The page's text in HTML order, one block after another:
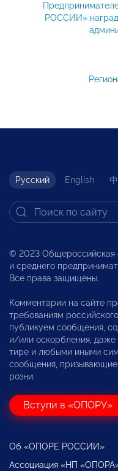
РОССИИ»
Русский English
© 2023 Общероссийская
и среднего
Все права защищены.
Комментарии на сайте
требованиям
публикуем сообщения,
и/или оскорбления, даже
тире и любыми иными
сообщения,
розни.
Вступи в «ОПОРУ»
Об «ОПОРЕ РОССИИ»
Ассоциация «НП